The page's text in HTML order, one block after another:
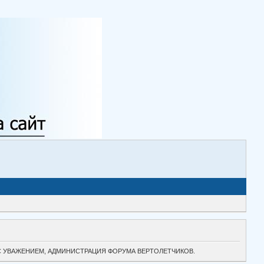
УВАЖЕНИЕМ, АДМИНИСТРАЦИЯ ФОРУМА ВЕРТОЛЕТЧИКОВ.